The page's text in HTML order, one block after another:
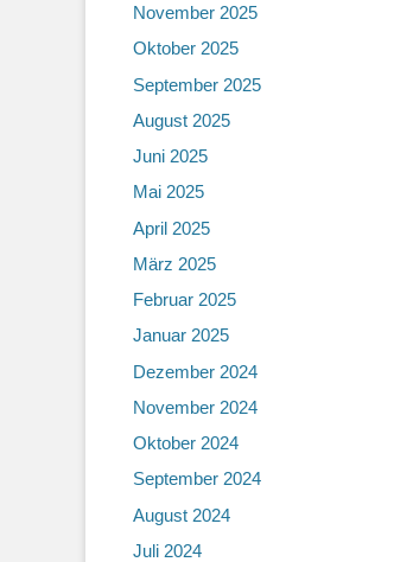
November 2025
Oktober 2025
September 2025
August 2025
Juni 2025
Mai 2025
April 2025
März 2025
Februar 2025
Januar 2025
Dezember 2024
November 2024
Oktober 2024
September 2024
August 2024
Juli 2024